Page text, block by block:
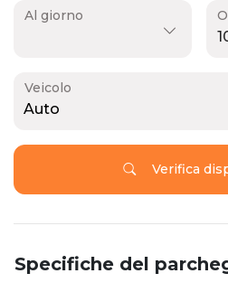
Al giorno
Veicolo
Auto
Verifica
Specifiche del